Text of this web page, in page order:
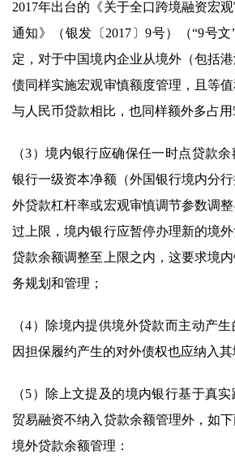
2017年出台的《关于全口跨境融资宏
通知》（银发〔2017〕9号）（“9号
定，对于中国境内企业从境外（包括
债同样实施宏观审慎额度管理，且等
与人民币贷款相比，也同样额外多占用
（3）境内银行应确保任一时点贷款
银行一级资本净额（外国银行境内分
外贷款杠杆率或宏观审慎调节参数调
过上限，境内银行应暂停办理新的境
贷款余额调整至上限之内，这要求境
务规划和管理；
（4）除境内提供境外贷款而主动产
因担保履约产生的对外债权也应纳入其
（5）除上文提及的境内银行基于真
贸易融资不纳入贷款余额管理外，如
境外贷款余额管理：